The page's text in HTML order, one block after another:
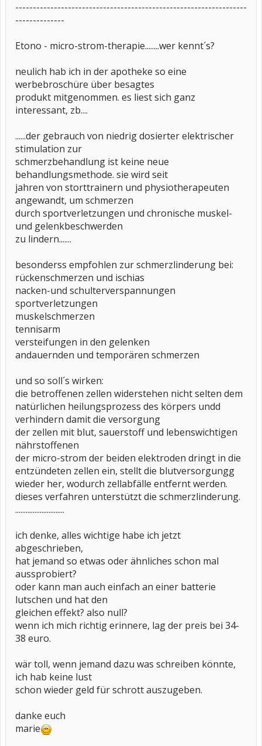
------------------------------------------------------------------
--------------
Etono - micro-strom-therapie........wer kennt´s?
neulich hab ich in der apotheke so eine
werbebroschüre über besagtes
produkt mitgenommen. es liest sich ganz
interessant, zb....
......der gebrauch von niedrig dosierter elektrischer
stimulation zur
schmerzbehandlung ist keine neue
behandlungsmethode. sie wird seit
jahren von storttrainern und physiotherapeuten
angewandt, um schmerzen
durch sportverletzungen und chronische muskel-
und gelenkbeschwerden
zu lindern.......
besonderss empfohlen zur schmerzlinderung bei:
rückenschmerzen und ischias
nacken-und schulterverspannungen
sportverletzungen
muskelschmerzen
tennisarm
versteifungen in den gelenken
andauernden und temporären schmerzen
und so soll´s wirken:
die betroffenen zellen widerstehen nicht selten dem
natürlichen heilungsprozess des körpers undd
verhindern damit die versorgung
der zellen mit blut, sauerstoff und lebenswichtigen
nährstoffenen
der micro-strom der beiden elektroden dringt in die
entzündeten zellen ein, stellt die blutversorgungg
wieder her, wodurch zellabfälle entfernt werden.
dieses verfahren unterstützt die schmerzlinderung.
............................
ich denke, alles wichtige habe ich jetzt
abgeschrieben,
hat jemand so etwas oder ähnliches schon mal
aussprobiert?
oder kann man auch einfach an einer batterie
lutschen und hat den
gleichen effekt? also null?
wenn ich mich richtig erinnere, lag der preis bei 34-
38 euro.
wär toll, wenn jemand dazu was schreiben könnte,
ich hab keine lust
schon wieder geld für schrott auszugeben.
danke euch
marie